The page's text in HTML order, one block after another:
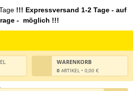
!!! Expressversand 1-2 Tage - auf
- möglich !!!
WARENKORB
0 ARTIKEL • 0,00 €